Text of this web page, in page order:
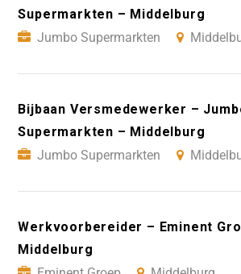
Supermarkten – Middelburg
Jumbo Supermarkten
Bijbaan Versmedewerker –
Supermarkten – Middelburg
Jumbo Supermarkten
Werkvoorbereider – Eminent
Middelburg